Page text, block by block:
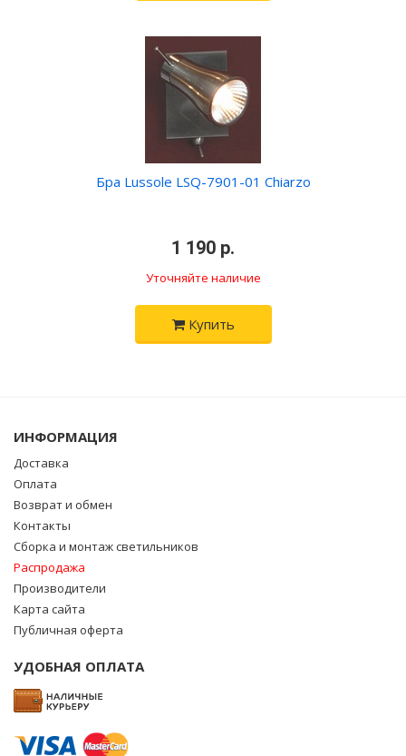
Бра Lussole LSQ-7901-01 Chiarzo
1 190 р.
Уточняйте наличие
Купить
ИНФОРМАЦИЯ
Доставка
Оплата
Возврат и обмен
Контакты
Сборка и монтаж светильников
Распродажа
Производители
Карта сайта
Публичная оферта
УДОБНАЯ ОПЛАТА